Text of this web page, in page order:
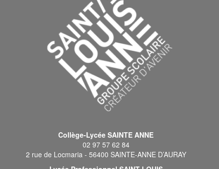
Collège-Lycée SAINTE ANNE
02 97 57 62 84
2 rue de Locmaria - 56400 SAINTE-ANNE D’AURAY